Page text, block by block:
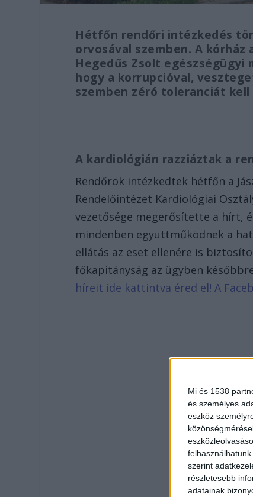
Mi és 1538
és személyes
eszköz
szerint
részletesebb
adatainak
Hétfőn rendőri intézkedés
orvosával szemben. A
Hegedűs Zsolt
hogy a korrupcióval,
szemben zéró toleranciát
A kardiológián razziáztak a
Rendőrök intézkedtek hétfőn a
Rendelőintézet Kardiológiai
vezetősége megerősítette a hírt,
mindenben együttműködnek a
ellátás az eset ellenére is
főkapitányság az ügyben
híreit ide kattintva éred el! A